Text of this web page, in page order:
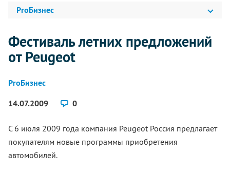
ProБизнес
Фестиваль летних предложений
от Peugeot
ProБизнес
14.07.2009
0
C 6 июля 2009 года компания Peugeot Россия предлагает
покупателям новые программы приобретения
автомобилей.